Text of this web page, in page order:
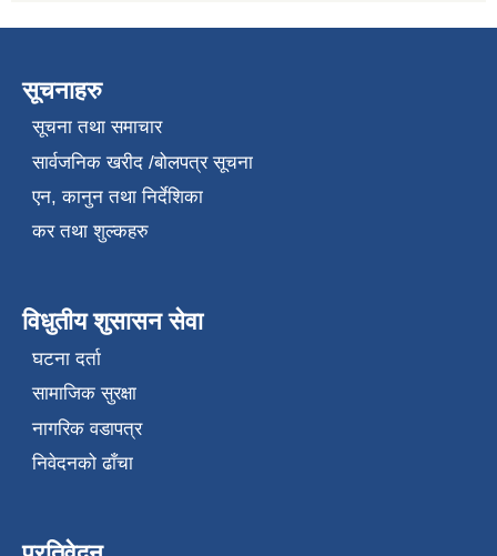
सूचनाहरु
सूचना तथा समाचार
सार्वजनिक खरीद /बोलपत्र सूचना
एन, कानुन तथा निर्देशिका
कर तथा शुल्कहरु
विधुतीय शुसासन सेवा
घटना दर्ता
सामाजिक सुरक्षा
नागरिक वडापत्र
निवेदनको ढाँचा